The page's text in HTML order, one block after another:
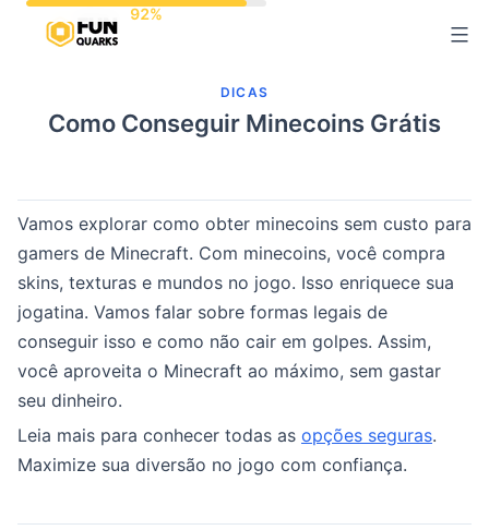
conteúdo
DICAS
Como Conseguir Minecoins Grátis
Vamos explorar como obter minecoins sem custo para
gamers de Minecraft. Com minecoins, você compra
skins, texturas e mundos no jogo. Isso enriquece sua
jogatina. Vamos falar sobre formas legais de
conseguir isso e como não cair em golpes. Assim,
você aproveita o Minecraft ao máximo, sem gastar
seu dinheiro.
Leia mais para conhecer todas as opções seguras.
Maximize sua diversão no jogo com confiança.